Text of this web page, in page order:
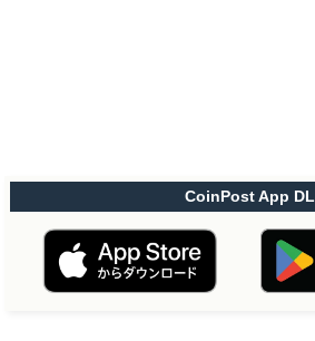
CoinPost App DL